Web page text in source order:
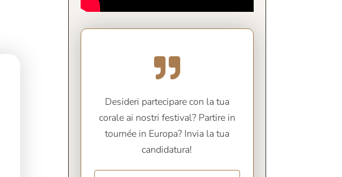
Desideri partecipare con la tua
corale ai nostri festival? Partire in
tournée in Europa? Invia la tua
candidatura!